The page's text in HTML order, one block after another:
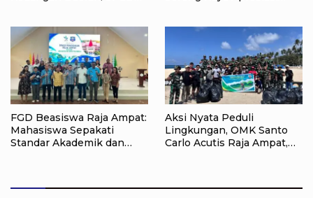
FGD Beasiswa Raja Ampat:
Mahasiswa Sepakati
Standar Akademik dan
Aksi Nyata Peduli
Lingkungan, OMK Santo
Carlo Acutis Raja Ampat,